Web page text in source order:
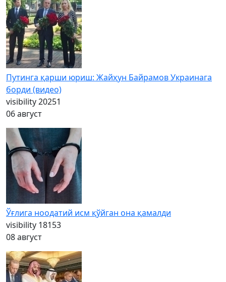
Путинга қарши юриш: Жайҳун Байрамов Украинага
борди (видео)
visibility20251
06 август
Ўғлига ноодатий исм қўйган она қамалди
visibility 18153
08 август